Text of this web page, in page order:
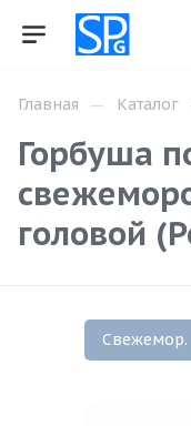
Главная — Каталог
Горбуша
головой
Свежемор.